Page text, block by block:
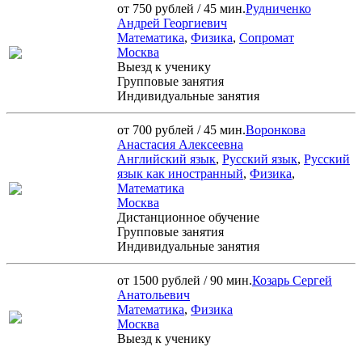
от 750 рублей / 45 мин.Рудниченко
Андрей Георгиевич
Математика, Физика, Сопромат
Москва
Выезд к ученику
Групповые занятия
Индивидуальные занятия
от 700 рублей / 45 мин.Воронкова
Анастасия Алексеевна
Английский язык, Русский язык, Русский
язык как иностранный, Физика,
Математика
Москва
Дистанционное обучение
Групповые занятия
Индивидуальные занятия
от 1500 рублей / 90 мин.Козарь Сергей
Анатольевич
Математика, Физика
Москва
Выезд к ученику